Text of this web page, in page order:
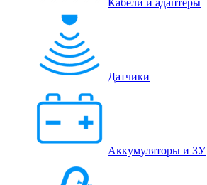
Кабели и адаптеры
Датчики
Аккумуляторы и ЗУ